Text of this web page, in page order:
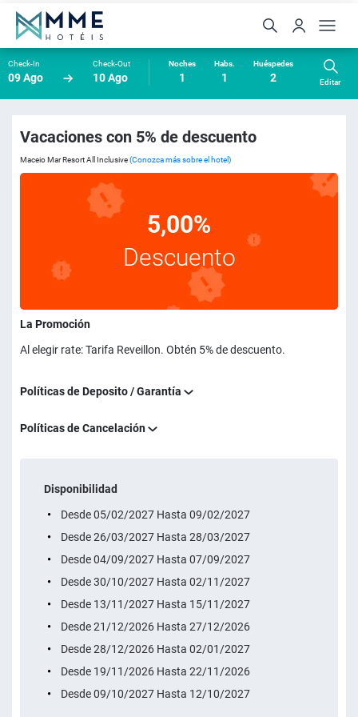
Check-In
09 Ago
Check-Out
10 Ago
Noches
1
Habs.
1
Huéspedes
2 Editar
Vacaciones con 5% de descuento
Maceio Mar Resort All Inclusive(Conozca más sobre el hotel)
5,00%
Descuento
La Promoción
Al elegir rate: Tarifa Reveillon. Obtén 5% de descuento.
Políticas de Deposito / Garantía
Políticas de Cancelación
Disponibilidad
Desde 05/02/2027 Hasta 09/02/2027
Desde 26/03/2027 Hasta 28/03/2027
Desde 04/09/2027 Hasta 07/09/2027
Desde 30/10/2027 Hasta 02/11/2027
Desde 13/11/2027 Hasta 15/11/2027
Desde 21/12/2026 Hasta 27/12/2026
Desde 28/12/2026 Hasta 02/01/2027
Desde 19/11/2026 Hasta 22/11/2026
Desde 09/10/2027 Hasta 12/10/2027